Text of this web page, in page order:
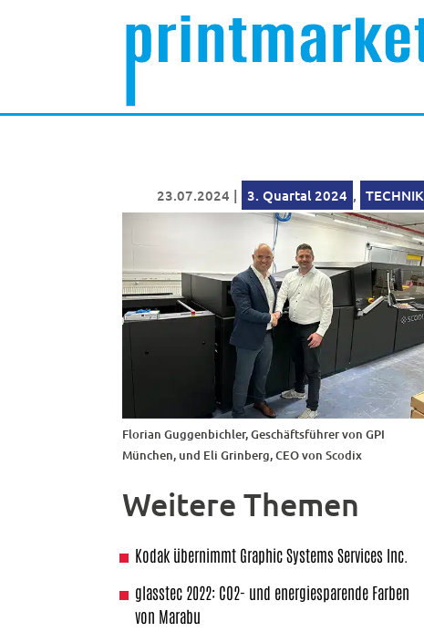
23.07.2024 | 3. Quartal 2024 , TECHNIK
Florian Guggenbichler, Geschäftsführer von GPI
München, und Eli Grinberg, CEO von Scodix
Weitere Themen
Kodak übernimmt Graphic Systems Services Inc.
glasstec 2022: CO2- und energiesparende Farben
von Marabu